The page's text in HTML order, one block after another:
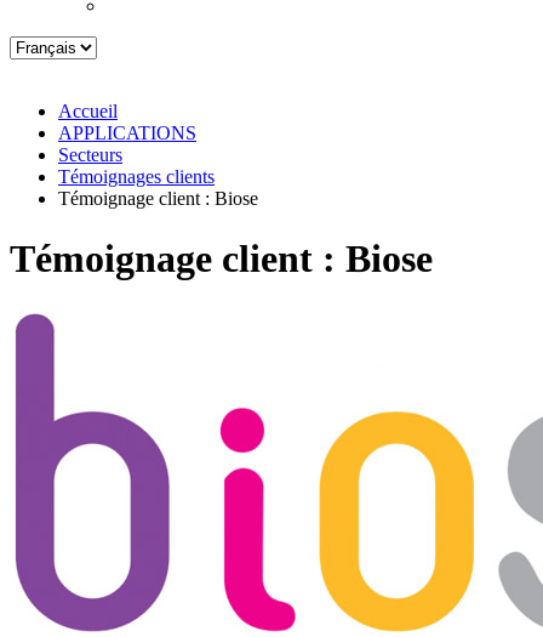
Accueil
APPLICATIONS
Secteurs
Témoignages clients
Témoignage client : Biose
Témoignage client : Biose